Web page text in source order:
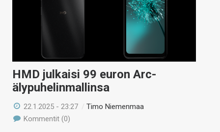
HAKU
HMD julkaisi 99 euron Arc-
älypuhelinmallinsa
22.1.2025 - 23:27 /Timo Niemenmaa
Kommentit (0)